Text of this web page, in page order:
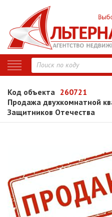
Код объекта 260721
Продажа двухкомнатной
Защитников Отечества